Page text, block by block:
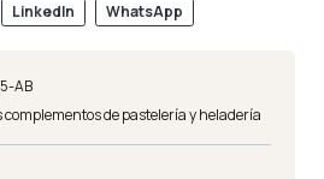
LinkedIn WhatsApp
AB
complementos de pastelería y heladería